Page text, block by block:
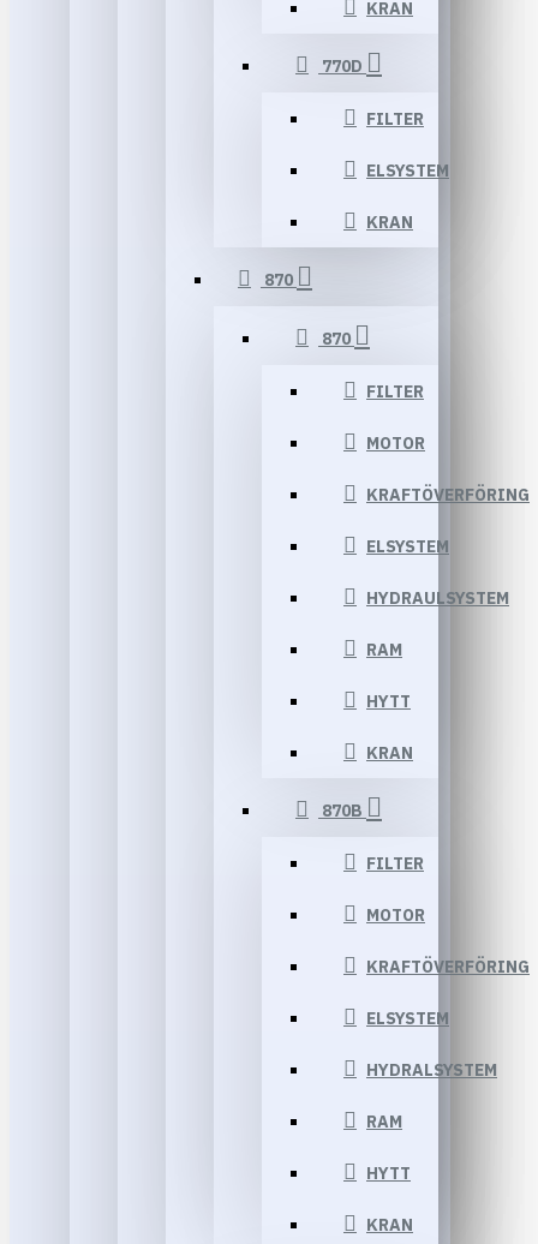
KRAN
770D
FILTER
ELSYSTEM
KRAN
870
870
FILTER
MOTOR
KRAFTÖVERFÖRING
ELSYSTEM
HYDRAULSYSTEM
RAM
HYTT
KRAN
870B
FILTER
MOTOR
KRAFTÖVERFÖRING
ELSYSTEM
HYDRALSYSTEM
RAM
HYTT
KRAN